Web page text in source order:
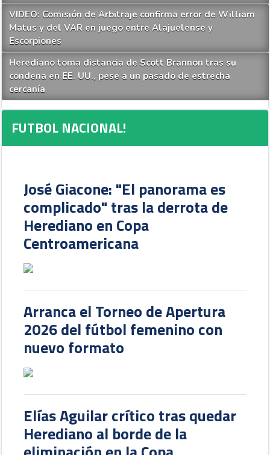
VIDEO: Comisión de Arbitraje confirma error de William
Matus y del VAR en juego entre Alajuelense y
Escorpiones
Herediano toma distancia de Scott Brannon tras su
condena en EE. UU., pese a un pasado de estrecha
cercanía
FUTBOL NACIONAL!
José Giacone: "El panorama es
complicado" tras la derrota de
Herediano en Copa
Centroamericana
Arranca el Torneo de Apertura
2026 del fútbol femenino con
nuevo formato
Elías Aguilar crítico tras quedar
Herediano al borde de la